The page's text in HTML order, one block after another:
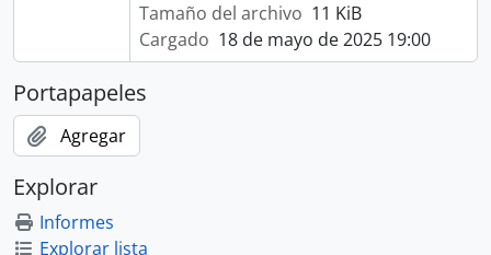
Tamaño del archivo 11 KiB
Cargado 18 de mayo de 2025 19:00
Portapapeles
Agregar
Explorar
Informes
Explorar lista